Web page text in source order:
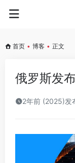
首页 • 博客 • 正文
俄罗斯发
2年前 (2025)发